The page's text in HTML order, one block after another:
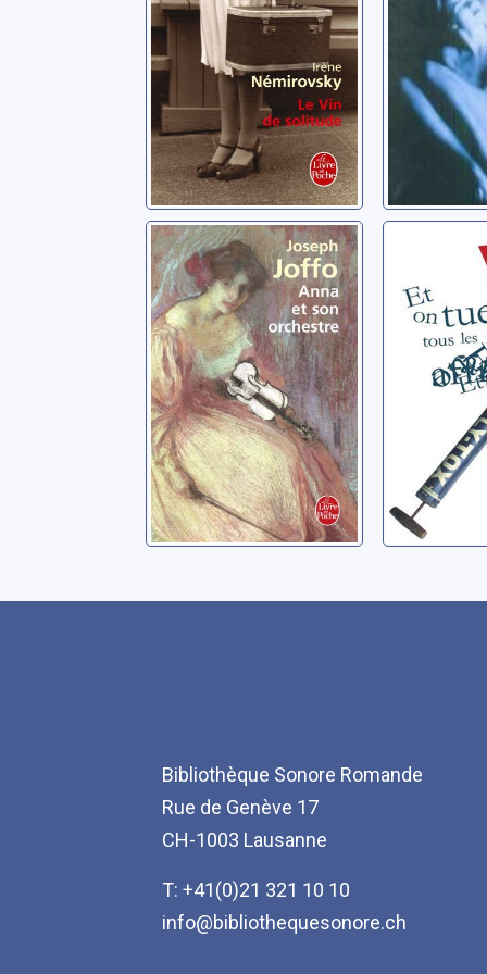
Anna et son
orchestre
Joffo, Joseph
Et on
les
Vian, Boris
Bibliothèque Sonore Romande
Rue de Genève 17
CH-1003 Lausanne
T: +41(0)21 321 10 10
info@bibliothequesonore.ch